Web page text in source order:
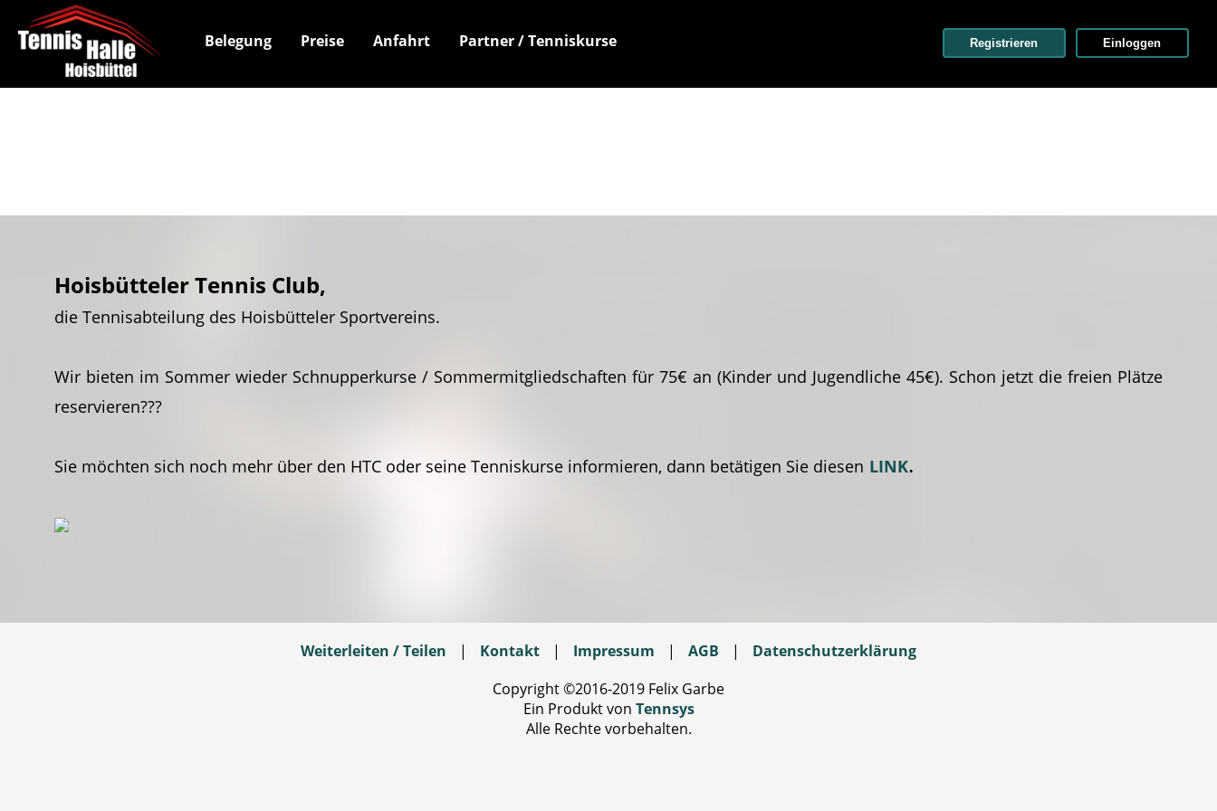
Belegung Preise Anfahrt Partner / Tenniskurse Registrieren Einloggen
Hoisbütteler Tennis Club,
die Tennisabteilung des Hoisbütteler Sportvereins.
Wir bieten im Sommer wieder Schnupperkurse / Sommermitgliedschaften für 75€ an (Kinder und Jugendliche 45€). Schon jetzt die freien Plätze
reservieren???
Sie möchten sich noch mehr über den HTC oder seine Tenniskurse informieren, dann betätigen Sie diesen LINK.
Weiterleiten / Teilen | Kontakt | Impressum | AGB |
Datenschutzerklärung
Copyright ©2016-2019 Felix Garbe
Ein Produkt von Tennsys
Alle Rechte vorbehalten.